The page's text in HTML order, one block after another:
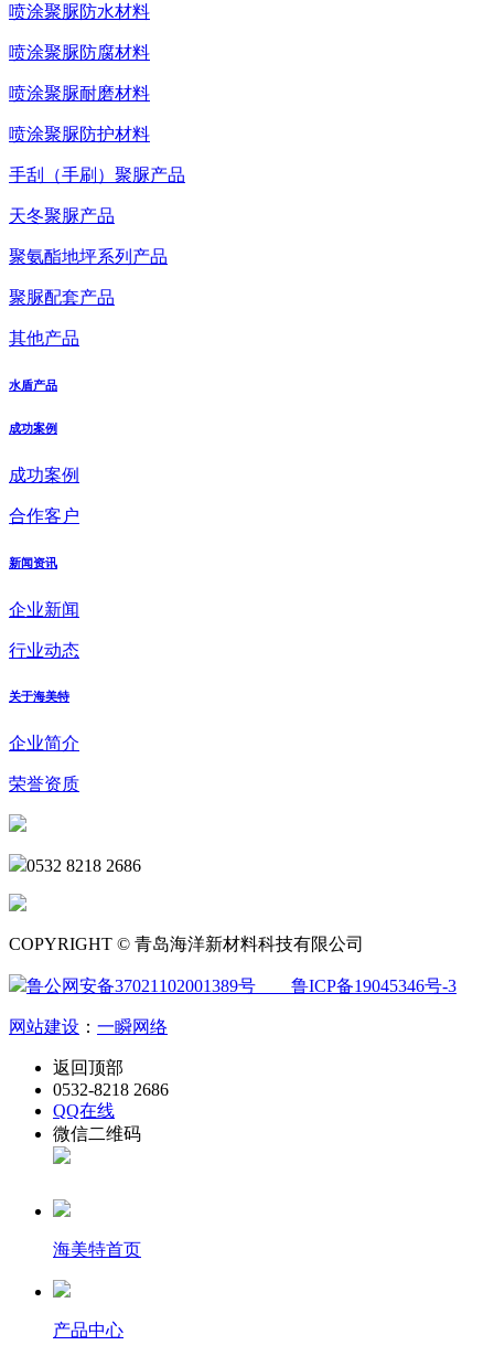
喷涂聚脲防水材料
喷涂聚脲防腐材料
喷涂聚脲耐磨材料
喷涂聚脲防护材料
手刮（手刷）聚脲产品
天冬聚脲产品
聚氨酯地坪系列产品
聚脲配套产品
其他产品
水盾产品
成功案例
成功案例
合作客户
新闻资讯
企业新闻
行业动态
关于海美特
企业简介
荣誉资质
0532 8218 2686
COPYRIGHT © 青岛海洋新材料科技有限公司
鲁公网安备37021102001389号 鲁ICP备19045346号-3
网站建设 ： 一瞬网络
返回顶部
0532-8218 2686
QQ在线
微信二维码
海美特首页
产品中心